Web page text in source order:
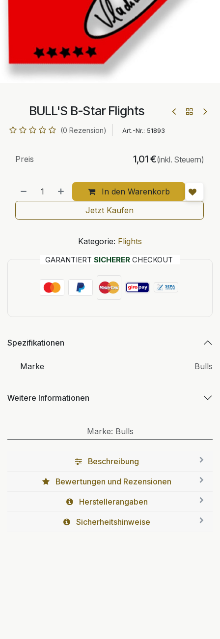
BULL'S B-Star Flights
(0 Rezension) Art.-Nr.: 51893
In den Warenkorb
Preis 1,01€(inkl. Steuern)
Jetzt Kaufen
Kategorie: Flights
GARANTIERT SICHERER CHECKOUT
Spezifikationen
Marke Bulls
Weitere Informationen
Marke: Bulls
Beschreibung
Bewertungen und Rezensionen
Herstellerangaben
Sicherheitshinweise